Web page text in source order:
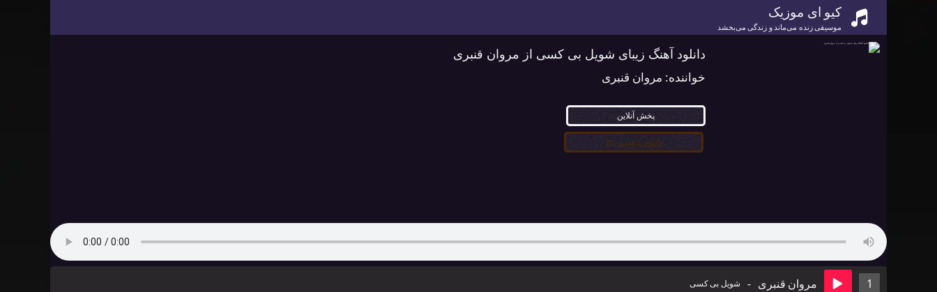
کیو ای موزیک
موسیقی زنده می‌ماند و زندگی می‌بخشد
دانلود آهنگ زیبای شویل بی کسی از مروان قنبری
خواننده: مروان قنبری
پخش آنلاین
دانلود کیفیت ۳۲۰
1 مروان قنبری - شویل بی کسی